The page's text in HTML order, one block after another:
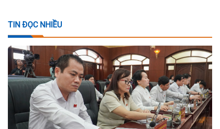
TIN ĐỌC NHIỀU